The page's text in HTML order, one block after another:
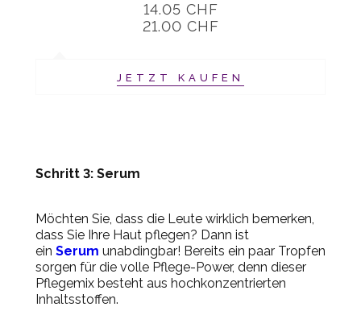
14.05 CHF
21.00 CHF
JETZT KAUFEN
Schritt 3: Serum
Möchten Sie, dass die Leute wirklich bemerken,
dass Sie Ihre Haut pflegen? Dann ist
ein Serum unabdingbar! Bereits ein paar Tropfen
sorgen für die volle Pflege-Power, denn dieser
Pflegemix besteht aus hochkonzentrierten
Inhaltsstoffen.